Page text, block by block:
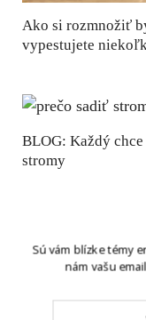
Ako si rozmnožiť
vypestujete
BLOG: Každý
stromy
Čo s jedlom pred
plán, ako minúť
Sú vám blízke témy
nám vašu